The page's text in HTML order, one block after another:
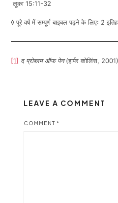
लूका 15:11-32
◊ पूरे वर्ष में सम्पूर्ण बाइबल पढ़ने के लिए: 2
[1] द प्रोब्लम ऑफ पेन (हार्पर कोलिंस,
LEAVE A COMMENT
COMMENT*